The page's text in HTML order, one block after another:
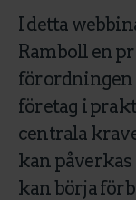
I detta
Ramboll en
förordningen
företag i
centrala
kan
kan börja